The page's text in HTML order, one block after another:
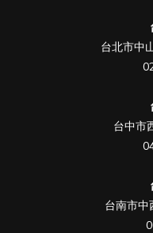
台北市中
台中市
台南市中